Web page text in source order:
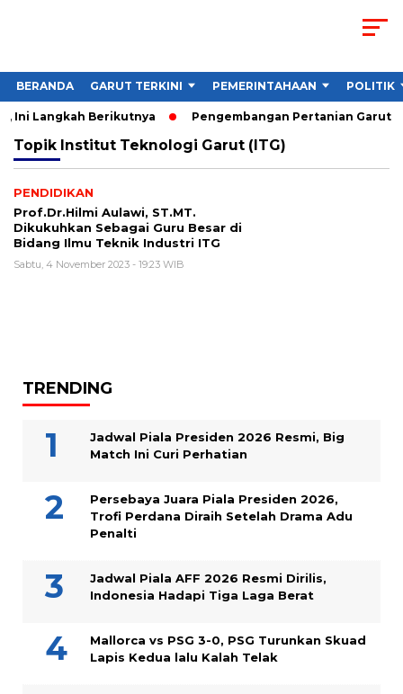
BERANDA GARUT TERKINI PEMERINTAHAAN POLITIK
Ini Langkah Berikutnya Pengembangan Pertanian Garut
Topik Institut Teknologi Garut (ITG)
PENDIDIKAN
Prof.Dr.Hilmi Aulawi, ST.MT.
Dikukuhkan Sebagai Guru Besar di
Bidang Ilmu Teknik Industri ITG
Sabtu, 4 November 2023 - 19:23 WIB
TRENDING
Jadwal Piala Presiden 2026 Resmi, Big
Match Ini Curi Perhatian
Persebaya Juara Piala Presiden 2026,
Trofi Perdana Diraih Setelah Drama Adu
Penalti
Jadwal Piala AFF 2026 Resmi Dirilis,
Indonesia Hadapi Tiga Laga Berat
Mallorca vs PSG 3-0, PSG Turunkan Skuad
Lapis Kedua lalu Kalah Telak